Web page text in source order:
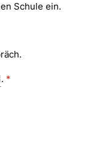
Schule ein.
.